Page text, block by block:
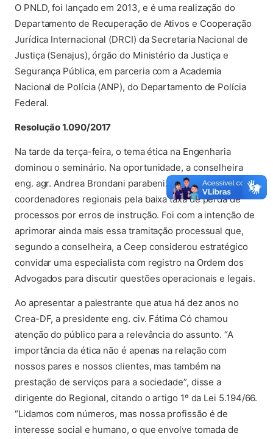
O PNLD, foi lançado em 2013, e é uma realização do
Departamento de Recuperação de Ativos e Cooperação
Jurídica Internacional (DRCI) da Secretaria Nacional de
Justiça (Senajus), órgão do Ministério da Justiça e
Segurança Pública, em parceria com a Academia
Nacional de Polícia (ANP), do Departamento de Polícia
Federal.
Resolução 1.090/2017
Na tarde da terça-feira, o tema ética na Engenharia
dominou o seminário. Na oportunidade, a conselheira
eng. agr. Andrea Brondani parabenizou os
coordenadores regionais pela baixa taxa de perda de
processos por erros de instrução. Foi com a intenção de
aprimorar ainda mais essa tramitação processual que,
segundo a conselheira, a Ceep considerou estratégico
convidar uma especialista com registro na Ordem dos
Advogados para discutir questões operacionais e legais.
Ao apresentar a palestrante que atua há dez anos no
Crea-DF, a presidente eng. civ. Fátima Có chamou
atenção do público para a relevância do assunto. “A
importância da ética não é apenas na relação com
nossos pares e nossos clientes, mas também na
prestação de serviços para a sociedade”, disse a
dirigente do Regional, citando o artigo 1º da Lei 5.194/66.
“Lidamos com números, mas nossa profissão é de
interesse social e humano, o que envolve tomada de